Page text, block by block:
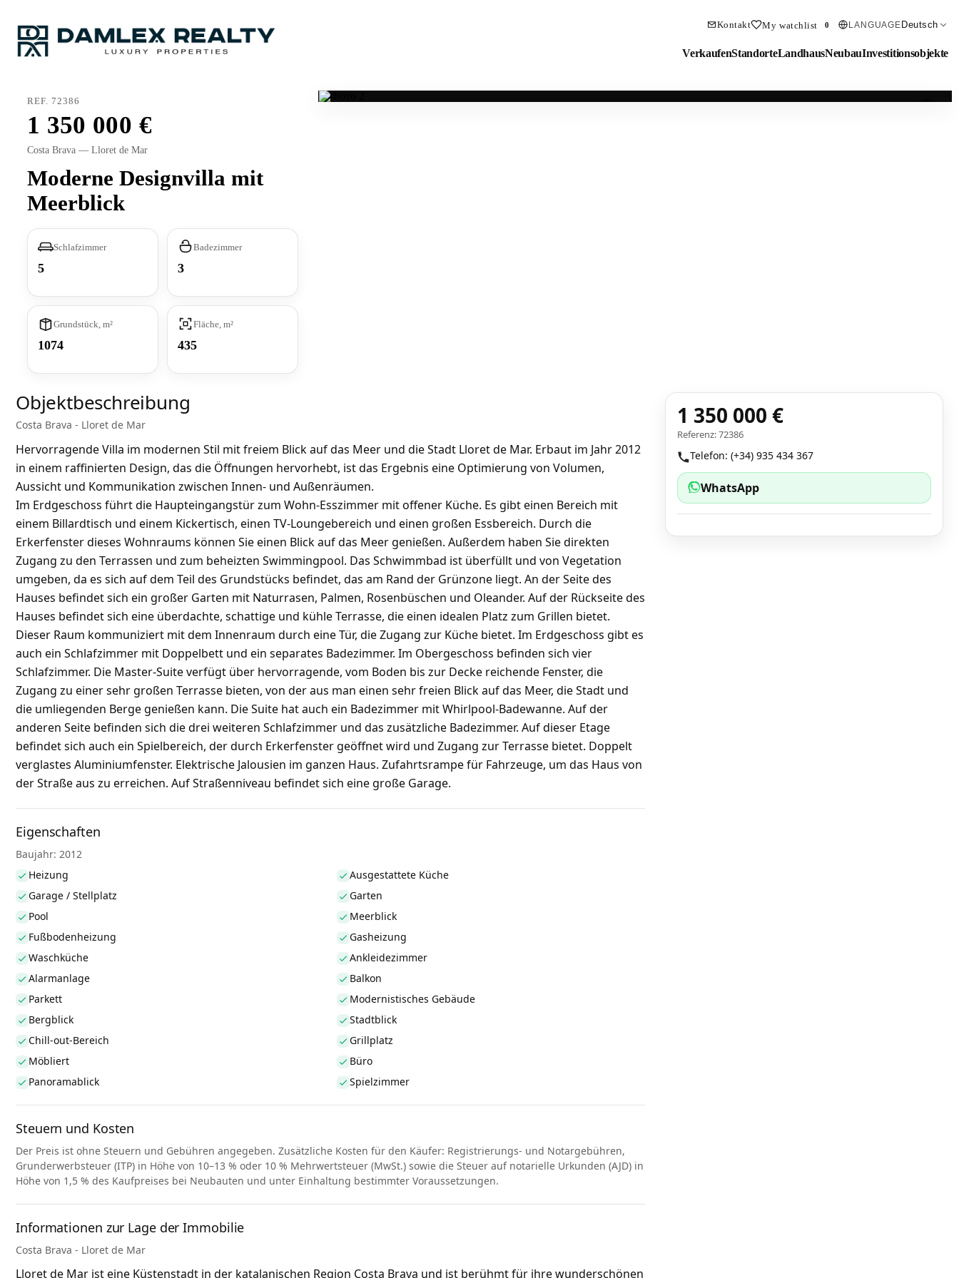
Kontakt My watchlist 0 LANGUAGE Deutsch
VerkaufenStandorteLandhausNeubauInvestitionsobjekte
REF. 72386
1 350 000
Costa Brava — Lloret de Mar
Moderne Designvilla mit
Meerblick
Schlafzimmer
5
Badezimmer
3
Grundstück, m²
1074
Fläche, m²
435
Objektbeschreibung
Costa Brava - Lloret de Mar
Hervorragende Villa im modernen Stil mit freiem Blick auf das Meer und die Stadt Lloret de Mar. Erbaut im Jahr 2012
in einem raffinierten Design, das die Öffnungen hervorhebt, ist das Ergebnis eine Optimierung von Volumen,
Aussicht und Kommunikation zwischen Innen- und Außenräumen.
Im Erdgeschoss führt die Haupteingangstür zum Wohn-Esszimmer mit offener Küche. Es gibt einen Bereich mit
einem Billardtisch und einem Kickertisch, einen TV-Loungebereich und einen großen Essbereich. Durch die
Erkerfenster dieses Wohnraums können Sie einen Blick auf das Meer genießen. Außerdem haben Sie direkten
Zugang zu den Terrassen und zum beheizten Swimmingpool. Das Schwimmbad ist überfüllt und von Vegetation
umgeben, da es sich auf dem Teil des Grundstücks befindet, das am Rand der Grünzone liegt. An der Seite des
Hauses befindet sich ein großer Garten mit Naturrasen, Palmen, Rosenbüschen und Oleander. Auf der Rückseite des
Hauses befindet sich eine überdachte, schattige und kühle Terrasse, die einen idealen Platz zum Grillen bietet.
Dieser Raum kommuniziert mit dem Innenraum durch eine Tür, die Zugang zur Küche bietet. Im Erdgeschoss gibt es
auch ein Schlafzimmer mit Doppelbett und ein separates Badezimmer. Im Obergeschoss befinden sich vier
Schlafzimmer. Die Master-Suite verfügt über hervorragende, vom Boden bis zur Decke reichende Fenster, die
Zugang zu einer sehr großen Terrasse bieten, von der aus man einen sehr freien Blick auf das Meer, die Stadt und
die umliegenden Berge genießen kann. Die Suite hat auch ein Badezimmer mit Whirlpool-Badewanne. Auf der
anderen Seite befinden sich die drei weiteren Schlafzimmer und das zusätzliche Badezimmer. Auf dieser Etage
befindet sich auch ein Spielbereich, der durch Erkerfenster geöffnet wird und Zugang zur Terrasse bietet. Doppelt
verglastes Aluminiumfenster. Elektrische Jalousien im ganzen Haus. Zufahrtsrampe für Fahrzeuge, um das Haus von
der Straße aus zu erreichen. Auf Straßenniveau befindet sich eine große Garage.
Eigenschaften
Baujahr: 2012
Heizung
Ausgestattete Küche
Garage / Stellplatz
Garten
Pool
Meerblick
Fußbodenheizung
Gasheizung
Waschküche
Ankleidezimmer
Alarmanlage
Balkon
Parkett
Modernistisches Gebäude
Bergblick
Stadtblick
Chill-out-Bereich
Grillplatz
Möbliert
Büro
Panoramablick
Spielzimmer
Steuern und Kosten
Der Preis ist ohne Steuern und Gebühren angegeben. Zusätzliche Kosten für den Käufer: Registrierungs- und Notargebühren,
Grunderwerbsteuer (ITP) in Höhe von 10–13 % oder 10 % Mehrwertsteuer (MwSt.) sowie die Steuer auf notarielle Urkunden (AJD) in
Höhe von 1,5 % des Kaufpreises bei Neubauten und unter Einhaltung bestimmter Voraussetzungen.
Informationen zur Lage der Immobilie
Costa Brava - Lloret de Mar
Lloret de Mar ist eine Küstenstadt in der katalanischen Region Costa Brava und ist berühmt für ihre wunderschönen
1 350 000 €
Referenz: 72386
Telefon: (+34) 935 434 367
WhatsApp